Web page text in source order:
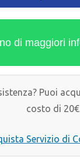
di maggiori
Puoi
costo di
Servizio di